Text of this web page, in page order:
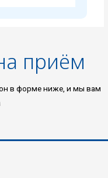
приём
в форме ниже, и мы вам